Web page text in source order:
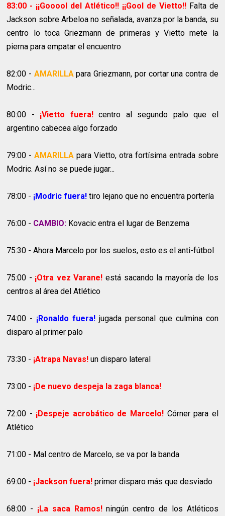
83:00 - ¡¡Gooool del Atlético!! ¡¡Gool de Vietto!! Falta de
Jackson sobre Arbeloa no señalada, avanza por la banda, su
centro lo toca Griezmann de primeras y Vietto mete la
pierna para empatar el encuentro
82:00 - AMARILLApara Griezmann, por cortar una contra de
Modric...
80:00 - ¡Vietto fuera!centro al segundo palo que el
argentino cabecea algo forzado
79:00 -AMARILLA para Vietto, otra fortísima entrada sobre
Modric. Así no se puede jugar...
78:00 - ¡Modric fuera! tiro lejano que no encuentra portería
76:00 - CAMBIO: Kovacic entra el lugar de Benzema
75:30 - Ahora Marcelo por los suelos, esto es el anti-fútbol
75:00 - ¡Otra vez Varane! está sacando la mayoría de los
centros al área del Atlético
74:00 - ¡Ronaldo fuera! jugada personal que culmina con
disparo al primer palo
73:30 - ¡Atrapa Navas! un disparo lateral
73:00 - ¡De nuevo despeja la zaga blanca!
72:00 - ¡Despeje acrobático de Marcelo! Córner para el
Atlético
71:00 - Mal centro de Marcelo, se va por la banda
69:00 - ¡Jackson fuera! primer disparo más que desviado
68:00 - ¡La saca Ramos!ningún centro de los Atléticos